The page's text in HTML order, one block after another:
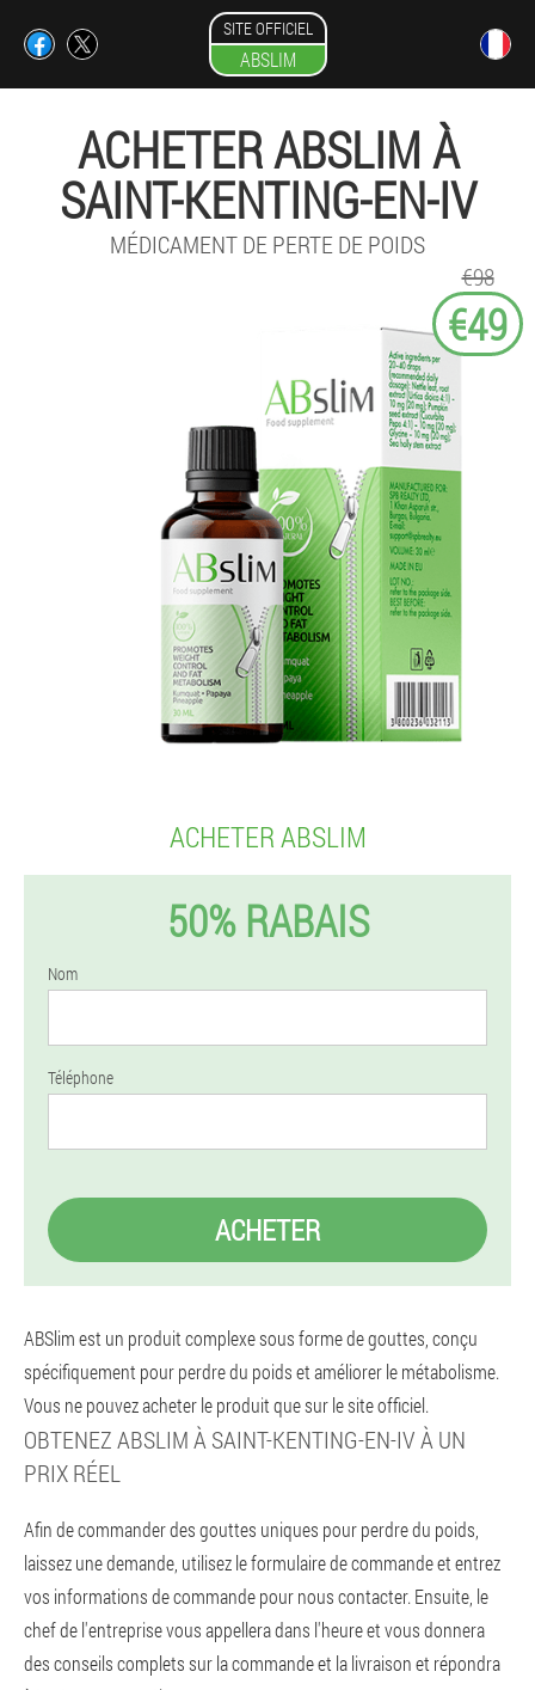
SITE OFFICIEL
ABSLIM
ACHETER ABSLIM À
SAINT-KENTING-EN-IV
MÉDICAMENT DE PERTE DE POIDS
€98
€49
ACHETER ABSLIM
50% RABAIS
Nom
Téléphone
ACHETER
ABSlim est un produit complexe sous forme de gouttes, conçu
spécifiquement pour perdre du poids et améliorer le métabolisme.
Vous ne pouvez acheter le produit que sur le site officiel.
OBTENEZ ABSLIM À SAINT-KENTING-EN-IV À UN
PRIX RÉEL
Afin de commander des gouttes uniques pour perdre du poids,
laissez une demande, utilisez le formulaire de commande et entrez
vos informations de commande pour nous contacter. Ensuite, le
chef de l'entreprise vous appellera dans l'heure et vous donnera
des conseils complets sur la commande et la livraison et répondra